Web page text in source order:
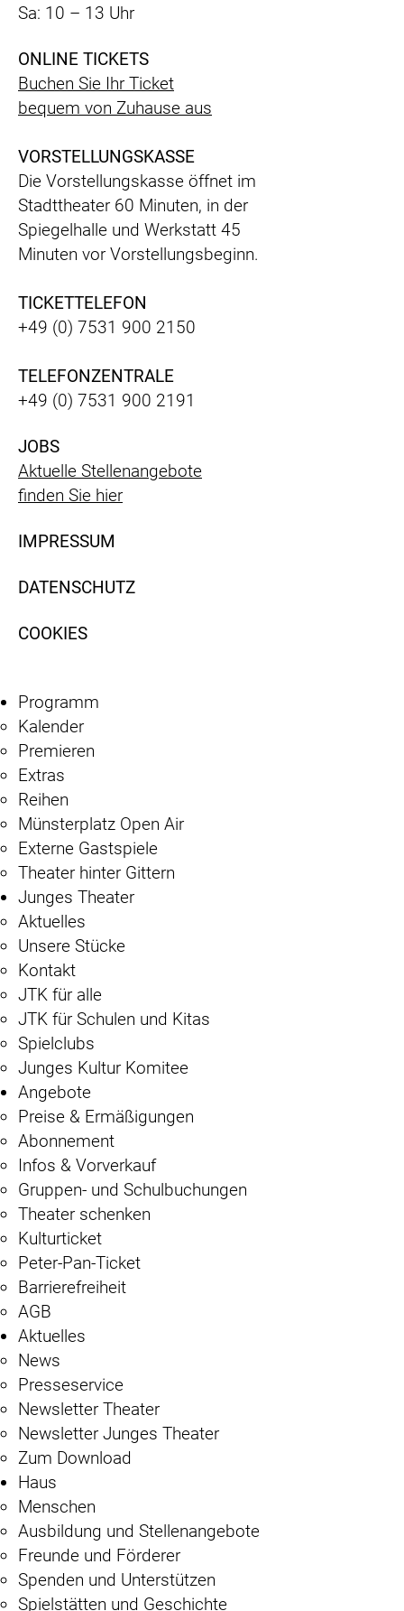
Sa: 10 – 13 Uhr
ONLINE TICKETS
Buchen Sie Ihr Ticket
bequem von Zuhause aus
VORSTELLUNGSKASSE
Die Vorstellungskasse öffnet im
Stadttheater 60 Minuten, in der
Spiegelhalle und Werkstatt 45
Minuten vor Vorstellungsbeginn.
TICKETTELEFON
+49 (0) 7531 900 2150
TELEFONZENTRALE
+49 (0) 7531 900 2191
JOBS
Aktuelle Stellenangebote
finden Sie hier
IMPRESSUM
DATENSCHUTZ
COOKIES
Programm
Kalender
Premieren
Extras
Reihen
Münsterplatz Open Air
Externe Gastspiele
Theater hinter Gittern
Junges Theater
Aktuelles
Unsere Stücke
Kontakt
JTK für alle
JTK für Schulen und Kitas
Spielclubs
Junges Kultur Komitee
Angebote
Preise & Ermäßigungen
Abonnement
Infos & Vorverkauf
Gruppen- und Schulbuchungen
Theater schenken
Kulturticket
Peter-Pan-Ticket
Barrierefreiheit
AGB
Aktuelles
News
Presseservice
Newsletter Theater
Newsletter Junges Theater
Zum Download
Haus
Menschen
Ausbildung und Stellenangebote
Freunde und Förderer
Spenden und Unterstützen
Spielstätten und Geschichte